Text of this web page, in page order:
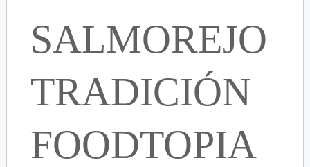
SALMOREJO
TRADICIÓN
FOODTOPIA